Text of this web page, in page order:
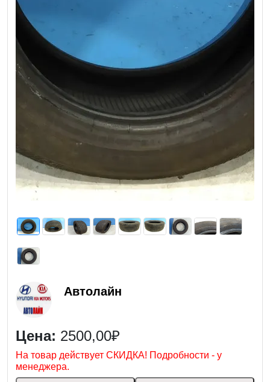
Автолайн
Цена: 2500,00₽
На товар действует СКИДКА! Подробности - у
менеджера.